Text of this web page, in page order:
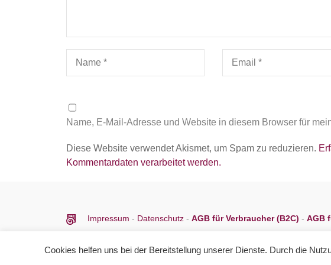
Name, E-Mail-Adresse und Website in diesem Browser für
Diese Website verwendet Akismet, um Spam zu reduzieren.
Kommentardaten verarbeitet werden.
Impressum - Datenschutz - AGB für Verbraucher (B2C) - AGB
Cookies helfen uns bei der Bereitstellung unserer Dienste. Durch die